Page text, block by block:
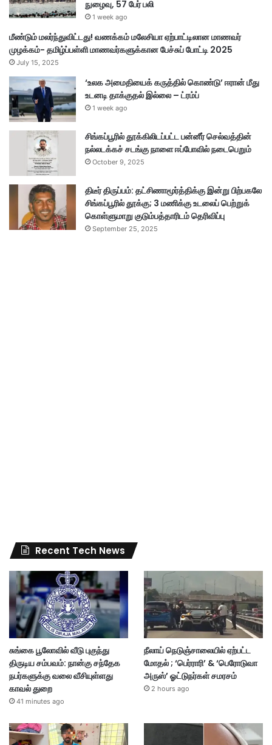
நுழைவு, 57 பேர் பலி
1 week ago
மீண்டும் மலர்ந்துவிட்டது! வணக்கம் மலேசியா ஏற்பாட்டிலான மாணவர்
முழக்கம்- தமிழ்ப்பள்ளி மாணவர்களுக்கான பேச்சுப் போட்டி 2025
July 15, 2025
‘உலக அமைதியைக் கருத்தில் கொண்டு’ ஈரான் மீது
உடனடி தாக்குதல் இல்லை – ட்ரம்ப்
1 week ago
சிங்கப்பூரில் தூக்கிலிடப்பட்ட பன்னீர் செல்வத்தின்
நல்லடக்கச் சடங்கு நாளை ஈப்போவில் நடைபெறும்
October 9, 2025
திடீர் திருப்பம்: தட்சிணாமூர்த்திக்கு இன்று பிற்பகலே
சிங்கப்பூரில் தூக்கு; 3 மணிக்கு உடலைப் பெற்றுக்
கொள்ளுமாறு குடும்பத்தாரிடம் தெரிவிப்பு
September 25, 2025
Recent Tech News
சுங்கை பூலோவில் வீடு புகுந்து
திருடிய சம்பவம்: நான்கு சந்தேக
நபர்களுக்கு வலை வீசியுள்ளது
காவல் துறை
41 minutes ago
நீலாய் நெடுஞ்சாலையில் ஏற்பட்ட
மோதல் ; ‘பெர்ராரி’ & ‘பெரோடுவா
அருஸ்’ ஓட்டுநர்கள் சமரசம்
2 hours ago